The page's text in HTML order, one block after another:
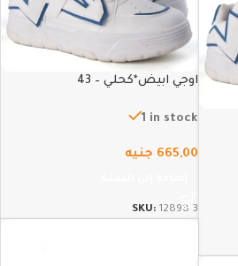
اوجي ابيض*كحلي – 43
1 in stock
665,00 جنيه
SKU: 12898-3